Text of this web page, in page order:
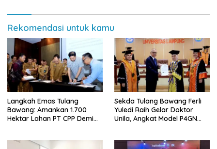
Rekomendasi untuk kamu
Langkah Emas Tulang
Bawang: Amankan 1.700
Hektar Lahan PT CPP Demi
Sekda Tulang Bawang Ferli
Yuledi Raih Gelar Doktor
Unila, Angkat Model P4GN